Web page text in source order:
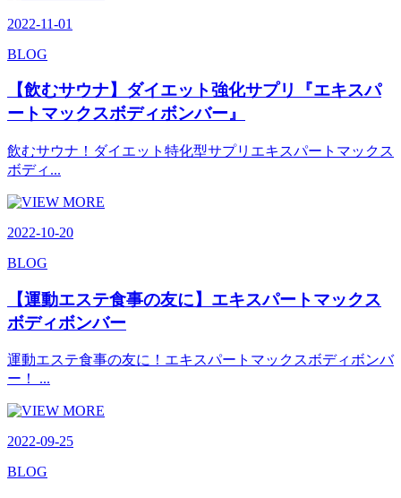
2022-11-01
BLOG
【飲むサウナ】ダイエット強化サプリ『エキスパ
ートマックスボディボンバー』
飲むサウナ！ダイエット特化型サプリエキスパートマックス
ボディ...
2022-10-20
BLOG
【運動エステ食事の友に】エキスパートマックス
ボディボンバー
運動エステ食事の友に！エキスパートマックスボディボンバ
ー！ ...
2022-09-25
BLOG